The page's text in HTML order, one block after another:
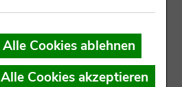
ab 60,00 € bis 85,00 €
Alle Cookies ablehnen
Alle Cookies akzeptieren